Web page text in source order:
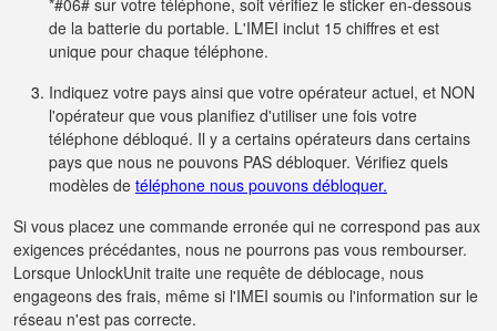
*#06# sur votre téléphone, soit vérifiez le sticker en-dessous
de la batterie du portable. L'IMEI inclut 15 chiffres et est
unique pour chaque téléphone.
Indiquez votre pays ainsi que votre opérateur actuel, et NON
l'opérateur que vous planifiez d'utiliser une fois votre
téléphone débloqué. Il y a certains opérateurs dans certains
pays que nous ne pouvons PAS débloquer. Vérifiez quels
modèles de téléphone nous pouvons débloquer.
Si vous placez une commande erronée qui ne correspond pas aux
exigences précédantes, nous ne pourrons pas vous rembourser.
Lorsque UnlockUnit traite une requête de déblocage, nous
engageons des frais, même si l'IMEI soumis ou l'information sur le
réseau n'est pas correcte.